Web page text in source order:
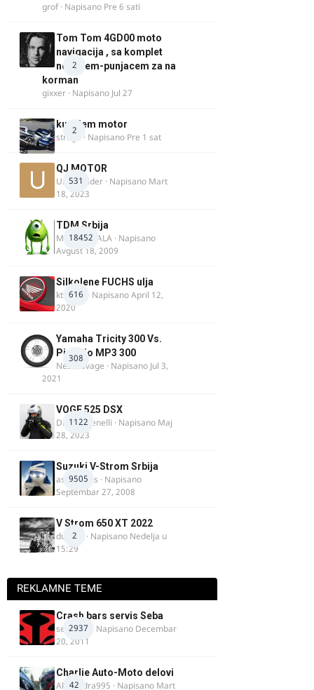
grof· Napisano Pre 6 sati
2
Tom Tom 4GD00 moto
navigacija , sa komplet
nosacem-punjacem za na
korman
gixxer · Napisano Jul 27
2
kupujem motor
strugo · Napisano Pre 1 sat
531
QJ MOTOR
Urban Rider · Napisano Mart
18, 2023
18452
TDM Srbija
MURICAMALA · Napisano
Avgust 18, 2009
616
Silkolene FUCHS ulja
ktm600 · NapisanoApril 12,
2020
308
Yamaha Tricity 300 Vs.
Piaggio MP3 300
Nesasavage · Napisano Jul 3,
2021
1122
VOGE 525 DSX
DraganBenelli · Napisano Maj
28, 2023
9505
Suzuki V-Strom Srbija
aspirinikus · Napisano
Septembar 27, 2008
2
V Strom 650 XT 2022
ducans · Napisano Nedelja u
15:29
REKLAMNE TEME
2937
Crash bars servis Seba
seba011 · Napisano Decembar
20, 2011
42
Charlie Auto-Moto delovi
Alexandra995 · Napisano Mart